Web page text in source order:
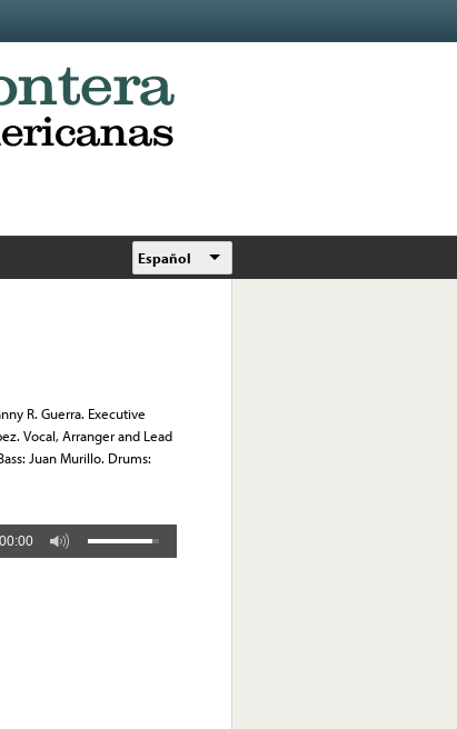
Español
R. Guerra. Executive
Vocal, Arranger and Lead
Juan Murillo. Drums:
00:00